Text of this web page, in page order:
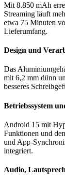
Mit 8.850 mAh
Streaming läuft
etwa 75 Minuten
Lieferumfang.
Design und
Das
mit 6,2 mm dünn
besseres
Betriebssystem
Android 15 mit
Funktionen und
und App-
integriert.
Audio,